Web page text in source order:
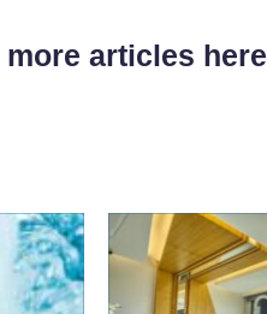
more articles here